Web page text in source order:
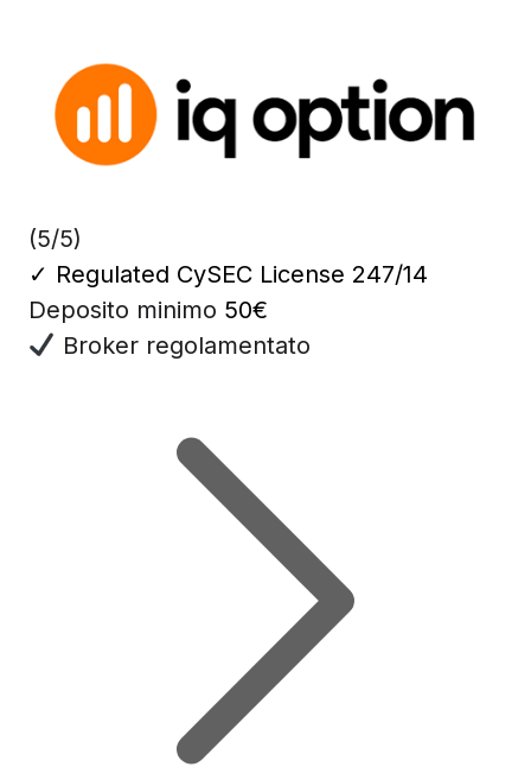
(5/5)
✓ Regulated CySEC License 247/14
Deposito minimo 50€
Broker regolamentato